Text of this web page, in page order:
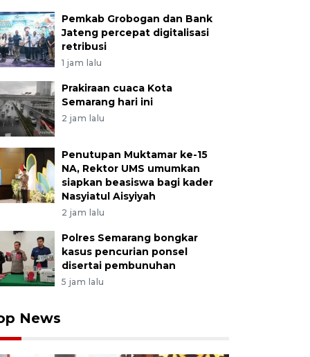
Pemkab Grobogan dan Bank
Jateng percepat digitalisasi
retribusi
1 jam lalu
Prakiraan cuaca Kota
Semarang hari ini
2 jam lalu
Penutupan Muktamar ke-15
NA, Rektor UMS umumkan
siapkan beasiswa bagi kader
Nasyiatul Aisyiyah
2 jam lalu
Polres Semarang bongkar
kasus pencurian ponsel
disertai pembunuhan
5 jam lalu
News